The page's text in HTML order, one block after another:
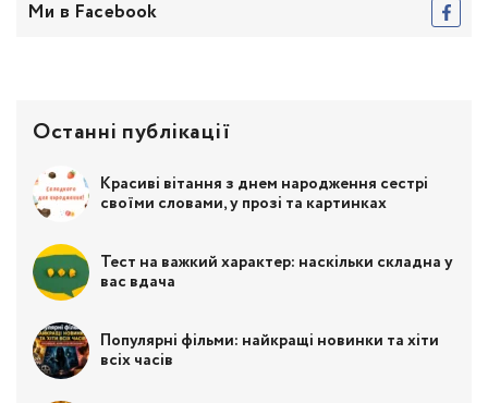
Ми в Facebook
Останні публікації
Красиві вітання з днем народження сестрі
своїми словами, у прозі та картинках
Тест на важкий характер: наскільки складна у
вас вдача
Популярні фільми: найкращі новинки та хіти
всіх часів